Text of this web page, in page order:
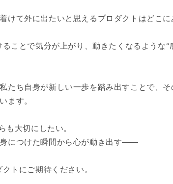
けて外に出たいと思えるプロダクトはどこに
ることで気分が上がり、動きたくなるような
たち自身が新しい一歩を踏み出すことで、
ます。
も大切にしたい。
につけた瞬間から心が動き出す――
トにご期待ください。